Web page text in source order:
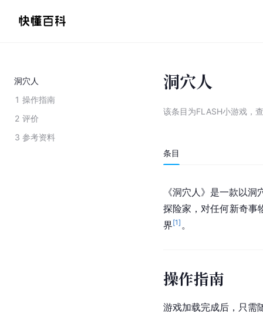
洞穴人
1 操作指南
2 评价
3 参考资料
洞穴人
该条目为FLASH小游戏 ，
条目
《洞穴人》是一款以
探险家，对任何新奇事
界[1] 。
操作指南
游戏加载完成后，只需